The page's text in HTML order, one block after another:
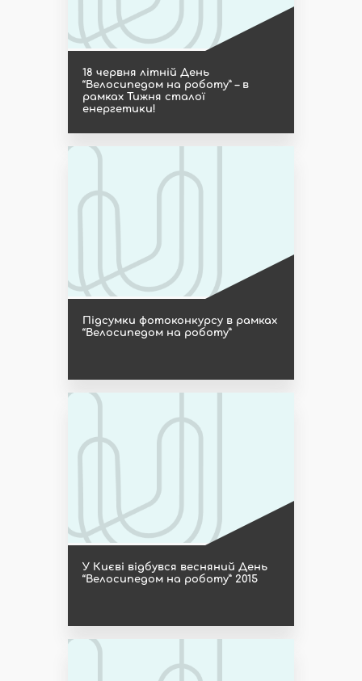
18 червня літній День
“Велосипедом на роботу” – в
рамках Тижня сталої
енергетики!
Підсумки фотоконкурсу в рамках
“Велосипедом на роботу”
У Києві відбувся весняний День
“Велосипедом на роботу” 2015